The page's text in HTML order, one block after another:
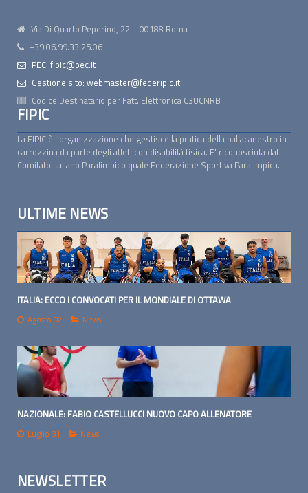
Via Di Quarto Peperino, 22 – 00188 Roma
+39 06.99.33.25.06
PEC: fipic@pec.it
Gestione sito: webmaster@federipic.it
Codice Destinatario per Fatt. Elettronica C3UCNRB
FIPIC
La FIPIC è l’organizzazione che gestisce la pratica della pallacanestro in
carrozzina da parte degli atleti con disabilità fisica. E' riconosciuta dal
Comitato Italiano Paralimpico quale Federazione Sportiva Paralimpica.
ULTIME NEWS
ITALIA: ECCO I CONVOCATI PER IL MONDIALE DI OTTAWA
Agosto 02 News
NAZIONALE: FABIO CASTELLUCCI NUOVO CAPO ALLENATORE
Luglio 31 News
NEWSLETTER